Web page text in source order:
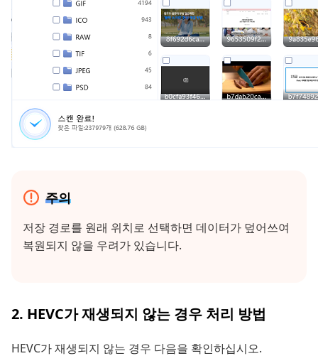
주의
저장 경로를 원래 위치로 선택하면 데이터가 덮어쓰여
복원되지 않을 우려가 있습니다.
2. HEVC가 재생되지 않는 경우 처리 방법
HEVC가 재생되지 않는 경우 다음을 확인하십시오.